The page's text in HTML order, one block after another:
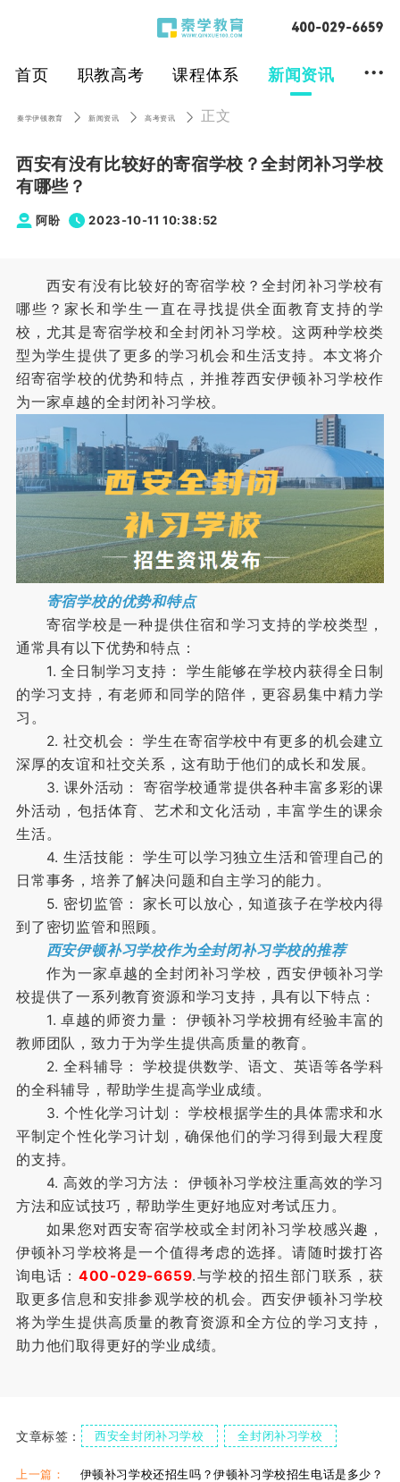
首页 职教高考 课程体系 新闻资讯 ...
秦学伊顿教育 新闻资讯 高考资讯 正文
西安有没有比较好的寄宿学校？全封闭补习学校
有哪些？
阿盼 2023-10-11 10:38:52
西安有没有比较好的寄宿学校？全封闭补习学校有
哪些？ 家长和学生一直在寻找提供全面教育支持的学
校，尤其是寄宿学校和全封闭补习学校。这两种学校类
型为学生提供了更多的学习机会和生活支持。本文将介
绍寄宿学校的优势和特点，并推荐西安伊顿补习学校作
为一家卓越的全封闭补习学校。
寄宿学校的优势和特点
寄宿学校是一种提供住宿和学习支持的学校类型，
通常具有以下优势和特点：
1. 全日制学习支持： 学生能够在学校内获得全日制
的学习支持，有老师和同学的陪伴，更容易集中精力学
习。
2. 社交机会： 学生在寄宿学校中有更多的机会建立
深厚的友谊和社交关系，这有助于他们的成长和发展。
3. 课外活动： 寄宿学校通常提供各种丰富多彩的课
外活动，包括体育、艺术和文化活动，丰富学生的课余
生活。
4. 生活技能： 学生可以学习独立生活和管理自己的
日常事务，培养了解决问题和自主学习的能力。
5. 密切监管： 家长可以放心，知道孩子在学校内得
到了密切监管和照顾。
西安伊顿补习学校作为全封闭补习学校的推荐
作为一家卓越的全封闭补习学校，西安伊顿补习学
校提供了一系列教育资源和学习支持，具有以下特点：
1. 卓越的师资力量： 伊顿补习学校拥有经验丰富的
教师团队，致力于为学生提供高质量的教育。
2. 全科辅导： 学校提供数学、语文、英语等各学科
的全科辅导，帮助学生提高学业成绩。
3. 个性化学习计划： 学校根据学生的具体需求和水
平制定个性化学习计划，确保他们的学习得到最大程度
的支持。
4. 高效的学习方法： 伊顿补习学校注重高效的学习
方法和应试技巧，帮助学生更好地应对考试压力。
如果您对西安寄宿学校或全封闭补习学校感兴趣，
伊顿补习学校将是一个值得考虑的选择。请随时拨打咨
询电话： 400-029-6659.与学校的招生部门联系，获
取更多信息和安排参观学校的机会。西安伊顿补习学校
将为学生提供高质量的教育资源和全方位的学习支持，
助力他们取得更好的学业成绩。
文章标签： 西安全封闭补习学校 全封闭补习学校
上一篇： 伊顿补习学校还招生吗？伊顿补习学校招生电话是多少？